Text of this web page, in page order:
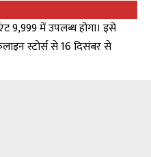
₹9,999 में उपलब्ध होगा। इसे
स्टोर्स से 16 दिसंबर से